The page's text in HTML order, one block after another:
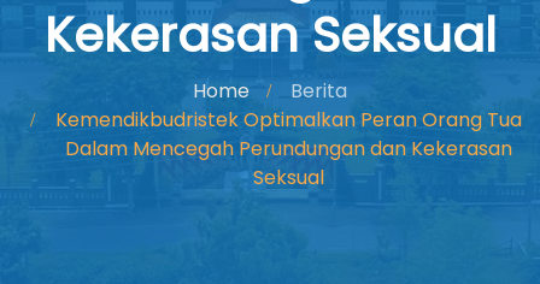
Kekerasan Seksual
Home
Berita
Kemendikbudristek Optimalkan Peran Orang Tua
Dalam Mencegah Perundungan dan Kekerasan
Seksual